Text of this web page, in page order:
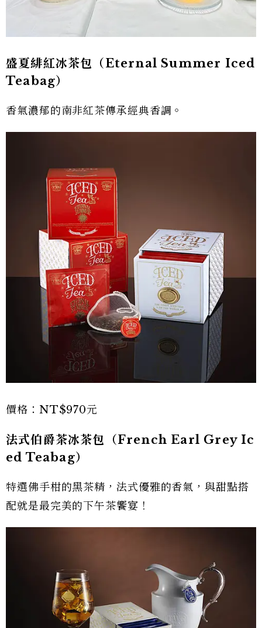
盛夏緋紅冰茶包（Eternal Summer Iced
Teabag）
香氣濃郁的南非紅茶傳承經典香調。
價格：NT$970元
法式伯爵茶冰茶包（French Earl Grey Ic
ed Teabag）
特選佛手柑的黑茶精，法式優雅的香氣，與甜點搭
配就是最完美的下午茶饗宴！